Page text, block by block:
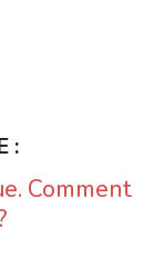
:
Comment